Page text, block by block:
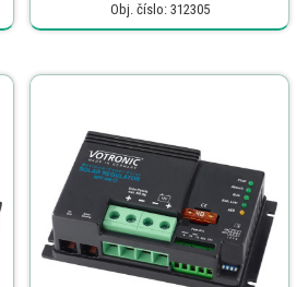
Obj. číslo: 312305